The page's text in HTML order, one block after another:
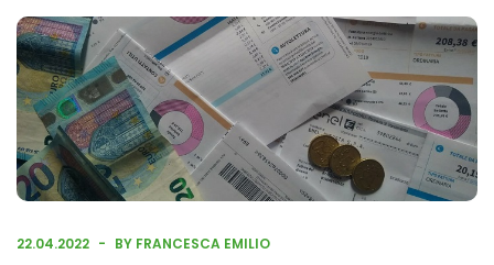
22.04.2022 BY FRANCESCA EMILIO